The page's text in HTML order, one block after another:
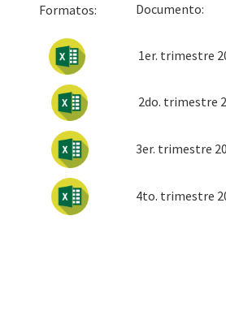
Formatos:
1er. trimestre
2do. trimestre
3er. trimestre
4to. trimestre